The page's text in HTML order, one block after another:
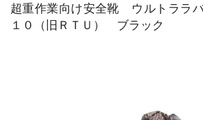
超重作業向け安全靴 ウルトララ
１０（旧ＲＴＵ） ブラック